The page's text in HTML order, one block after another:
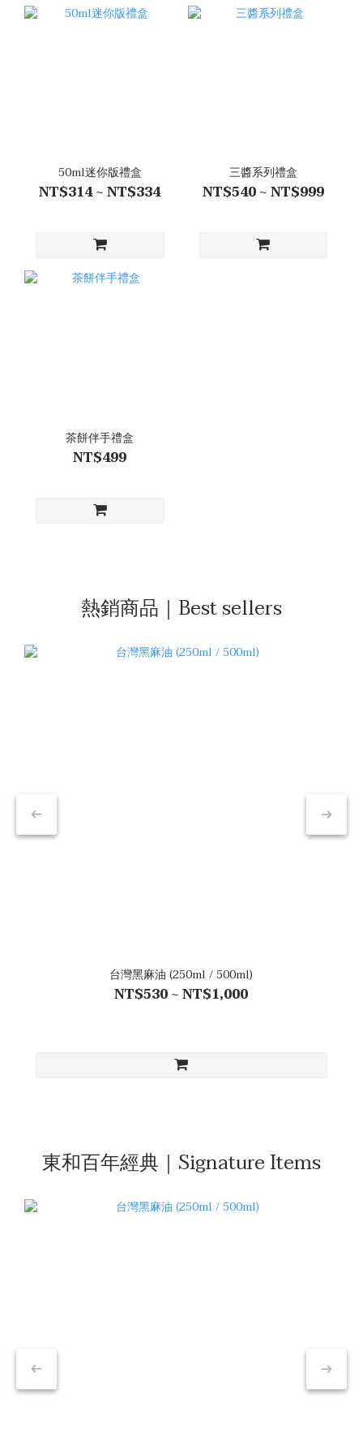
50ml迷你版禮盒
NT$314 ~ NT$334
三醬系列禮盒
NT$540 ~ NT$999
茶餅伴手禮盒
NT$499
熱銷商品｜Best sellers
台灣黑麻油 (250ml / 500ml)
NT$530 ~ NT$1,000
東和百年經典｜Signature Items